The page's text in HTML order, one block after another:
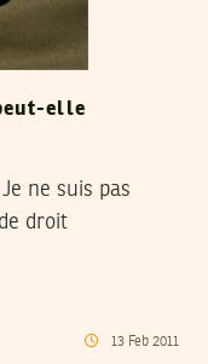
elle
ne suis pas
droit
13 Feb 2011